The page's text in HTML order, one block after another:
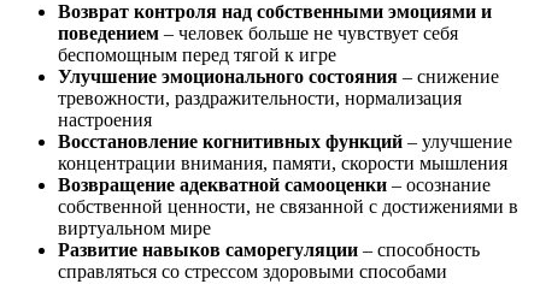
Возврат контроля над собственными эмоциями и
поведением – человек больше не чувствует себя
беспомощным перед тягой к игре
Улучшение эмоционального состояния – снижение
тревожности, раздражительности, нормализация
настроения
Восстановление когнитивных функций – улучшение
концентрации внимания, памяти, скорости мышления
Возвращение адекватной самооценки – осознание
собственной ценности, не связанной с достижениями в
виртуальном мире
Развитие навыков саморегуляции – способность
справляться со стрессом здоровыми способами